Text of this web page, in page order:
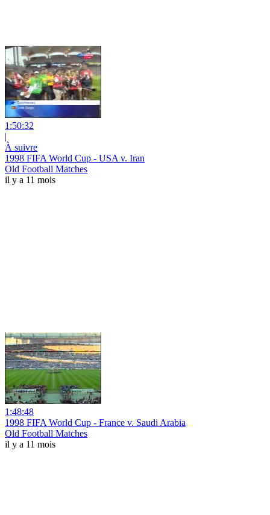
1:50:32
|
À suivre
1998 FIFA World Cup - USA v. Iran
Old Football Matches
il y a 11 mois
1:48:48
1998 FIFA World Cup - France v. Saudi Arabia
Old Football Matches
il y a 11 mois